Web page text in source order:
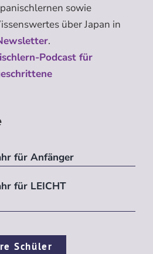
sowie
über Japan in
.
Podcast für
für Anfänger
für LEICHT
Schüler